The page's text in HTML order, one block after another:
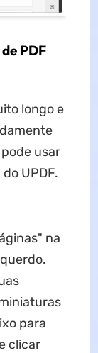
PDF
longo e
usar
UPDF.
na
para
clicar